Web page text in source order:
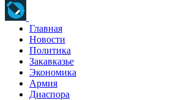
Главная
Новости
Политика
Закавказье
Экономика
Армия
Диаспора